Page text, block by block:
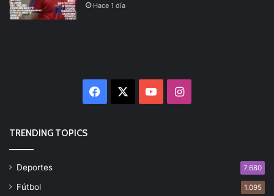
Hace 1 día
Facebook YouTubeInstagram
TRENDING TOPICS
Deportes 7.680
Fútbol 1.095